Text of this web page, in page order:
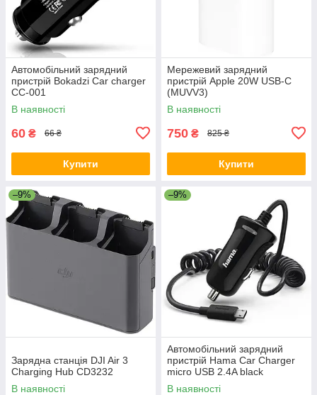
Автомобільний зарядний
пристрій Bokadzi Сar charger
СС-001
В наявності
60 ₴ 66 ₴
Купити
Мережевий зарядний
пристрій Apple 20W USB-C
(MUVV3)
В наявності
750 ₴ 825 ₴
Купити
–9%
Зарядна станція DJI Air 3
Charging Hub CD3232
В наявності
–9%
Автомобільний зарядний
пристрій Hama Car Charger
micro USB 2.4A black
В наявності